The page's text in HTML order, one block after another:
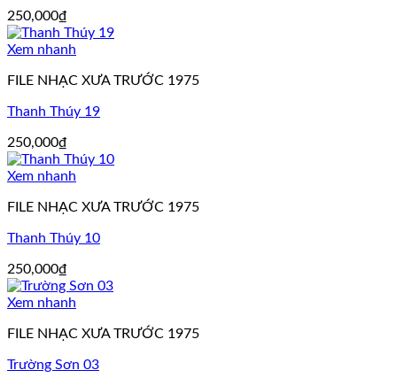
250,000₫
Xem nhanh
FILE NHẠC XƯA TRƯỚC 1975
Thanh Thúy 19
250,000₫
Xem nhanh
FILE NHẠC XƯA TRƯỚC 1975
Thanh Thúy 10
250,000₫
Xem nhanh
FILE NHẠC XƯA TRƯỚC 1975
Trường Sơn 03